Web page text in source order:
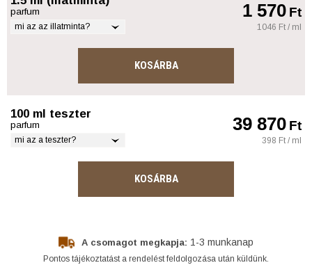
parfum
mi az az illatminta?
1 570Ft
1046 Ft / ml
KOSÁRBA
100 ml teszter
parfum
mi az a teszter?
39 870Ft
398 Ft / ml
KOSÁRBA
A csomagot megkapja: 1-3 munkanap
Pontos tájékoztatást a rendelést feldolgozása után küldünk.